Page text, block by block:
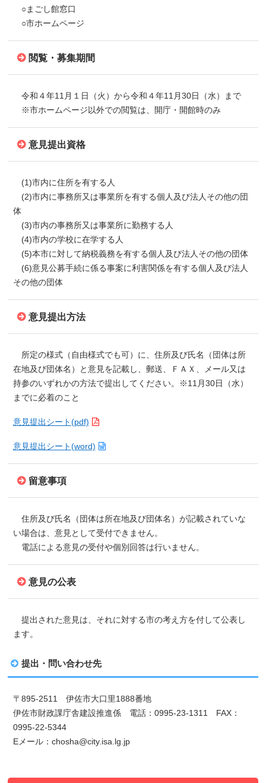
○まごし館窓口
○市ホームページ
閲覧・募集期間
令和４年11月１日（火）から令和４年11月30日（水）まで
※市ホームページ以外での閲覧は、開庁・開館時のみ
意見提出資格
(1)市内に住所を有する人
(2)市内に事務所又は事業所を有する個人及び法人その他の団
体
(3)市内の事務所又は事業所に勤務する人
(4)市内の学校に在学する人
(5)本市に対して納税義務を有する個人及び法人その他の団体
(6)意見公募手続に係る事案に利害関係を有する個人及び法人
その他の団体
意見提出方法
所定の様式（自由様式でも可）に、住所及び氏名（団体は所
在地及び団体名）と意見を記載し、郵送、ＦＡＸ、メール又は
持参のいずれかの方法で提出してください。※11月30日（水）
までに必着のこと
意見提出シート(pdf)
意見提出シート(word)
留意事項
住所及び氏名（団体は所在地及び団体名）が記載されていな
い場合は、意見として受付できません。
電話による意見の受付や個別回答は行いません。
意見の公表
提出された意見は、それに対する市の考え方を付して公表し
ます。
提出・問い合わせ先
〒895-2511 伊佐市大口里1888番地
伊佐市財政課庁舎建設推進係 電話：0995-23-1311 FAX：
0995-22-5344
Eメール：chosha@city.isa.lg.jp